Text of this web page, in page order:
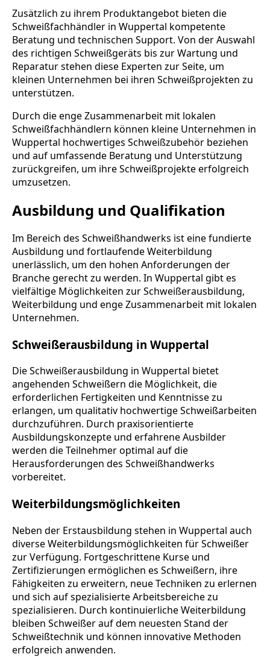
Zusätzlich zu ihrem Produktangebot bieten die
Schweißfachhändler in Wuppertal kompetente
Beratung und technischen Support. Von der Auswahl
des richtigen Schweißgeräts bis zur Wartung und
Reparatur stehen diese Experten zur Seite, um
kleinen Unternehmen bei ihren Schweißprojekten zu
unterstützen.
Durch die enge Zusammenarbeit mit lokalen
Schweißfachhändlern können kleine Unternehmen in
Wuppertal hochwertiges Schweißzubehör beziehen
und auf umfassende Beratung und Unterstützung
zurückgreifen, um ihre Schweißprojekte erfolgreich
umzusetzen.
Ausbildung und Qualifikation
Im Bereich des Schweißhandwerks ist eine fundierte
Ausbildung und fortlaufende Weiterbildung
unerlässlich, um den hohen Anforderungen der
Branche gerecht zu werden. In Wuppertal gibt es
vielfältige Möglichkeiten zur Schweißerausbildung,
Weiterbildung und enge Zusammenarbeit mit lokalen
Unternehmen.
Schweißerausbildung in Wuppertal
Die Schweißerausbildung in Wuppertal bietet
angehenden Schweißern die Möglichkeit, die
erforderlichen Fertigkeiten und Kenntnisse zu
erlangen, um qualitativ hochwertige Schweißarbeiten
durchzuführen. Durch praxisorientierte
Ausbildungskonzepte und erfahrene Ausbilder
werden die Teilnehmer optimal auf die
Herausforderungen des Schweißhandwerks
vorbereitet.
Weiterbildungsmöglichkeiten
Neben der Erstausbildung stehen in Wuppertal auch
diverse Weiterbildungsmöglichkeiten für Schweißer
zur Verfügung. Fortgeschrittene Kurse und
Zertifizierungen ermöglichen es Schweißern, ihre
Fähigkeiten zu erweitern, neue Techniken zu erlernen
und sich auf spezialisierte Arbeitsbereiche zu
spezialisieren. Durch kontinuierliche Weiterbildung
bleiben Schweißer auf dem neuesten Stand der
Schweißtechnik und können innovative Methoden
erfolgreich anwenden.